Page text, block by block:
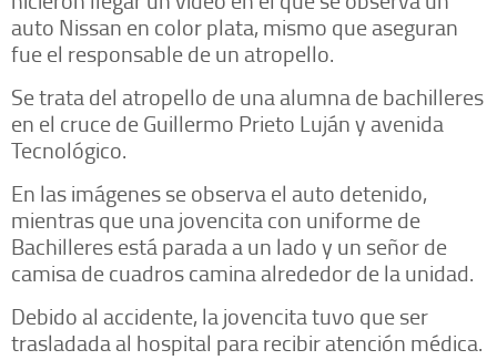
auto Nissan en color plata, mismo que aseguran
fue el responsable de un atropello.
Se trata del atropello de una alumna de bachilleres
en el cruce de Guillermo Prieto Luján y avenida
Tecnológico.
En las imágenes se observa el auto detenido,
mientras que una jovencita con uniforme de
Bachilleres está parada a un lado y un señor de
camisa de cuadros camina alrededor de la unidad.
Debido al accidente, la jovencita tuvo que ser
trasladada al hospital para recibir atención médica.